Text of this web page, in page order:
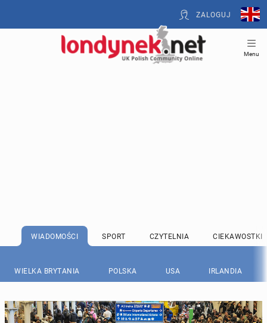
ZALOGUJ
Menu
WIADOMOŚCI SPORT CZYTELNIA CIEKAWOSTKI
WIELKA BRYTANIA POLSKA USA IRLANDIA